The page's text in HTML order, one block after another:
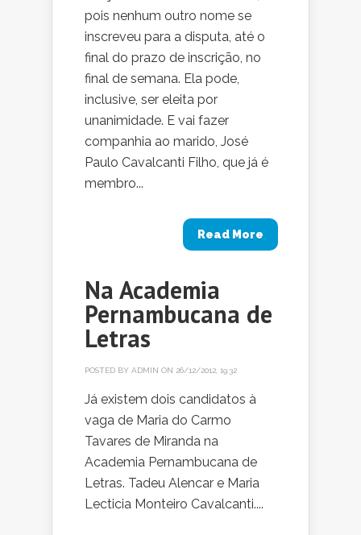
pois nenhum outro nome se
inscreveu para a disputa, até o
final do prazo de inscrição, no
final de semana. Ela pode,
inclusive, ser eleita por
unanimidade. E vai fazer
companhia ao marido, José
Paulo Cavalcanti Filho, que já é
membro...
Read More
Na Academia
Pernambucana de
Letras
POSTED BY ADMIN ON 26/12/2012, 19:32
Já existem dois candidatos à
vaga de Maria do Carmo
Tavares de Miranda na
Academia Pernambucana de
Letras. Tadeu Alencar e Maria
Lecticia Monteiro Cavalcanti....